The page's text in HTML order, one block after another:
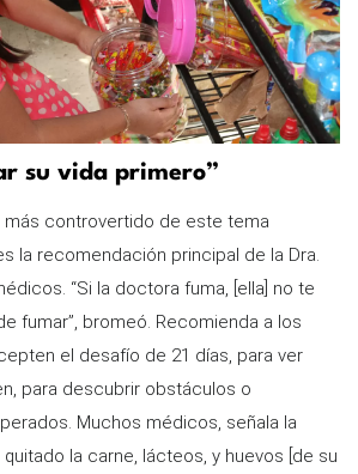
su vida primero”
más controvertido de este tema
la recomendación principal de la Dra.
“Si la doctora fuma, [ella] no te
fumar”, bromeó. Recomienda a los
el desafío de 21 días, para ver
para descubrir obstáculos o
Muchos médicos, señala la
la carne, lácteos, y huevos [de su